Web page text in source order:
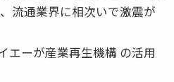
流通業界に相次いで激震が
エーが産業再生機構 の活用